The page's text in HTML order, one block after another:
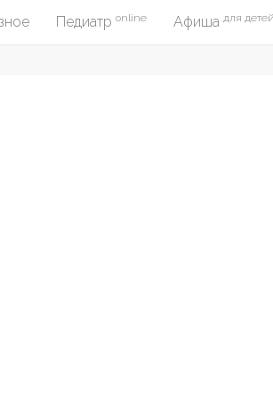
Педиатр online Афиша для детей